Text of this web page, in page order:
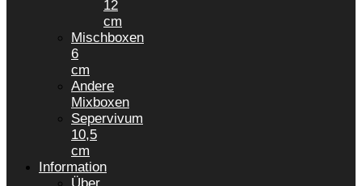
12
cm
Mischboxen
6
cm
Andere
Mixboxen
Sepervivum
10,5
cm
Information